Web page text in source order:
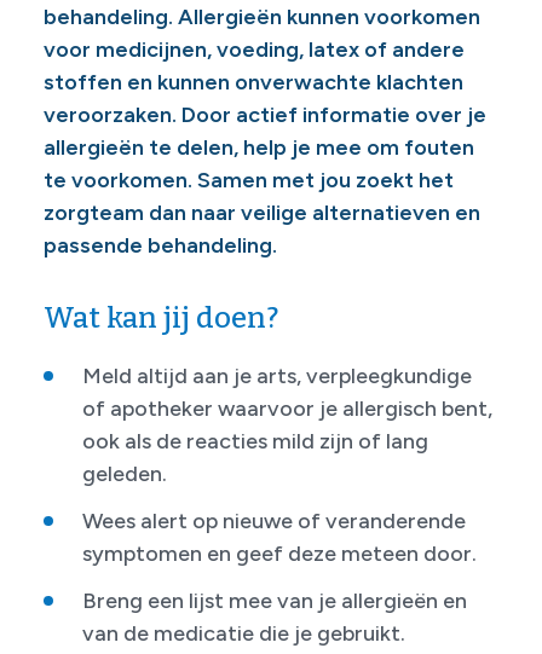
behandeling. Allergieën kunnen voorkomen
voor medicijnen, voeding, latex of andere
stoffen en kunnen onverwachte klachten
veroorzaken. Door actief informatie over je
allergieën te delen, help je mee om fouten
te voorkomen. Samen met jou zoekt het
zorgteam dan naar veilige alternatieven en
passende behandeling.
Wat kan jij doen?
Meld altijd aan je arts, verpleegkundige
of apotheker waarvoor je allergisch bent,
ook als de reacties mild zijn of lang
geleden.
Wees alert op nieuwe of veranderende
symptomen en geef deze meteen door.
Breng een lijst mee van je allergieën en
van de medicatie die je gebruikt.